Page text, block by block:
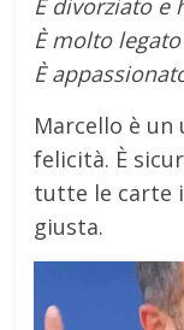
È divorziato e
È molto
È
Marcello è un
felicità. È
tutte le carte
giusta.